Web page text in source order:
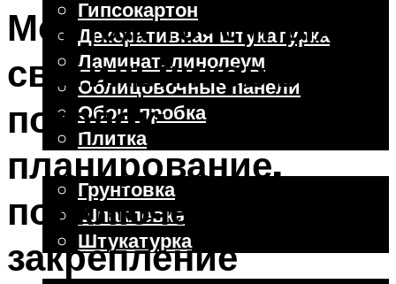
Гипсокартон
Декоративная штукатурка
Ламинат, линолеум
Облицовочные панели
Обои, пробка
Плитка
Отделочные работы
Грунтовка
Шпаклевка
Штукатурка
Внешняя отделка
Монтаж точечных
светильников в
потолок:
планирование,
подключение,
закрепление